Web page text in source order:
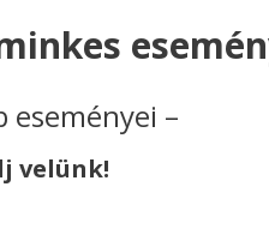
eseményei –
velünk!